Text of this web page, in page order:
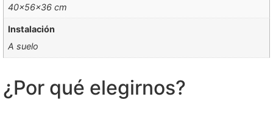
40x56x36 cm
Instalación
A suelo
¿Por qué elegirnos?